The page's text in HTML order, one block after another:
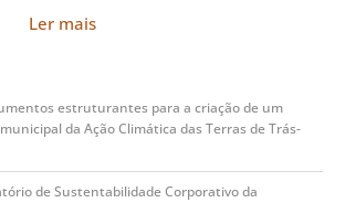
Ler mais
estruturantes para a criação de um
da Ação Climática das Terras de Trás-
de Sustentabilidade Corporativo da